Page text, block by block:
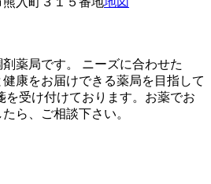
薬局です。 ニーズに合わせた
康をお届けできる薬局を目指して
を受け付けております。お薬でお
ら、ご相談下さい。